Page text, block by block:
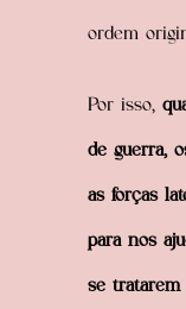
ordem
Por isso,
de guerra,
as forças
para nos
se tratarem